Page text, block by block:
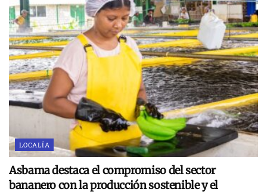
LOCALÍA
Asbama destaca el compromiso del sector
bananero con la producción sostenible y el